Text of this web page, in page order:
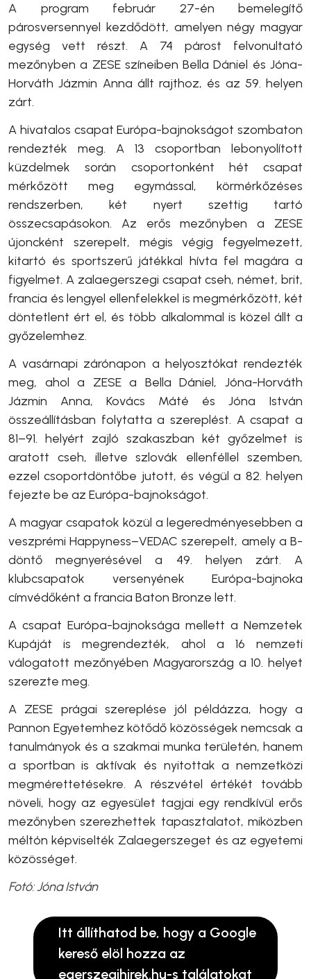
A program február 27-én bemelegítő
párosversennyel kezdődött, amelyen négy magyar
egység vett részt. A 74 párost felvonultató
mezőnyben a ZESE színeiben Bella Dániel és Jóna-
Horváth Jázmin Anna állt rajthoz, és az 59. helyen
zárt.
A hivatalos csapat Európa-bajnokságot szombaton
rendezték meg. A 13 csoportban lebonyolított
küzdelmek során csoportonként hét csapat
mérkőzött meg egymással, körmérkőzéses
rendszerben, két nyert szettig tartó
összecsapásokon. Az erős mezőnyben a ZESE
újoncként szerepelt, mégis végig fegyelmezett,
kitartó és sportszerű játékkal hívta fel magára a
figyelmet. A zalaegerszegi csapat cseh, német, brit,
francia és lengyel ellenfelekkel is megmérkőzött, két
döntetlent ért el, és több alkalommal is közel állt a
győzelemhez.
A vasárnapi zárónapon a helyosztókat rendezték
meg, ahol a ZESE a Bella Dániel, Jóna-Horváth
Jázmin Anna, Kovács Máté és Jóna István
összeállításban folytatta a szereplést. A csapat a
81–91. helyért zajló szakaszban két győzelmet is
aratott cseh, illetve szlovák ellenféllel szemben,
ezzel csoportdöntőbe jutott, és végül a 82. helyen
fejezte be az Európa-bajnokságot.
A magyar csapatok közül a legeredményesebben a
veszprémi Happyness–VEDAC szerepelt, amely a B-
döntő megnyerésével a 49. helyen zárt. A
klubcsapatok versenyének Európa-bajnoka
címvédőként a francia Baton Bronze lett.
A csapat Európa-bajnoksága mellett a Nemzetek
Kupáját is megrendezték, ahol a 16 nemzeti
válogatott mezőnyében Magyarország a 10. helyet
szerezte meg.
A ZESE prágai szereplése jól példázza, hogy a
Pannon Egyetemhez kötődő közösségek nemcsak a
tanulmányok és a szakmai munka területén, hanem
a sportban is aktívak és nyitottak a nemzetközi
megmérettetésekre. A részvétel értékét tovább
növeli, hogy az egyesület tagjai egy rendkívül erős
mezőnyben szerezhettek tapasztalatot, miközben
méltón képviselték Zalaegerszeget és az egyetemi
közösséget.
Fotó: Jóna István
Itt állíthatod be, hogy a Google
kereső elöl hozza az
egerszegihirek.hu-s találatokat